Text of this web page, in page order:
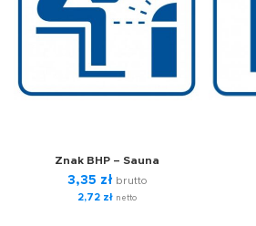
Znak BHP – Sauna
3,35 zł brutto
2,72 złnetto